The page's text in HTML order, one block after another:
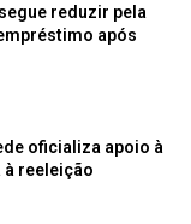
reduzir pela
após
oficializa apoio à
à reeleição